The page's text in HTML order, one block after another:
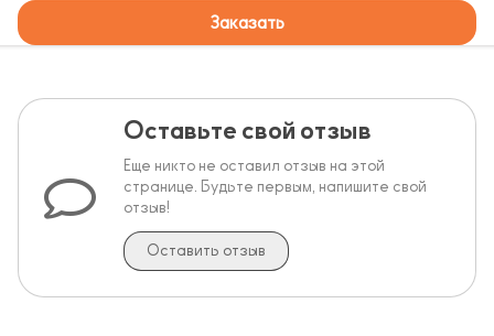
Заказать
Оставьте свой отзыв
Еще никто не оставил отзыв на этой
странице. Будьте первым, напишите свой
отзыв!
Оставить отзыв